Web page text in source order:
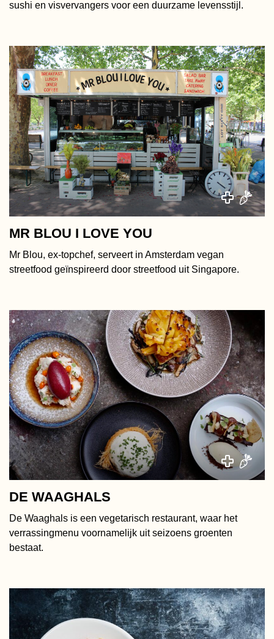
sushi en visvervangers voor een duurzame levensstijl.
MR BLOU I LOVE YOU
Mr Blou, ex-topchef, serveert in Amsterdam vegan
streetfood geïnspireerd door streetfood uit Singapore.
DE WAAGHALS
De Waaghals is een vegetarisch restaurant, waar het
verrassingmenu voornamelijk uit seizoens groenten
bestaat.